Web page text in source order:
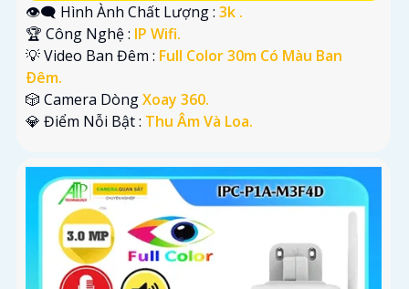
👁️‍🗨 Hình Ành Chất Lượng : 3k .
🏆 Công Nghệ : IP Wifi.
💡 Video Ban Đêm : Full Color 30m Có Màu Ban
Ðêm.
🎲 Camera DòngXoay 360.
️💎 Điểm Nỗi Bật : Thu Âm Và Loa.